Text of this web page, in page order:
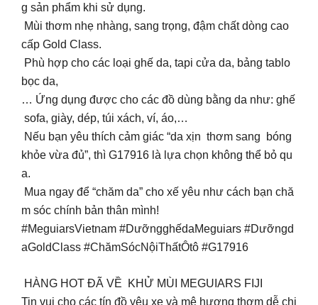
g sản phẩm khi sử dụng.
Mùi thơm nhẹ nhàng, sang trọng, đậm chất dòng cao
cấp Gold Class.
️ Phù hợp cho các loại ghế da, tapi cửa da, bảng tablo
bọc da,
… Ứng dụng được cho các đồ dùng bằng da như: ghế
sofa, giày, dép, túi xách, ví, áo,…
Nếu bạn yêu thích cảm giác “da xịn thơm sang bóng
khỏe vừa đủ”, thì G17916 là lựa chọn không thể bỏ qu
a.
‍️ Mua ngay để “chăm da” cho xế yêu như cách bạn chă
m sóc chính bản thân mình!
#MeguiarsVietnam #DưỡngghếdaMeguiars #Dưỡngd
aGoldClass #ChămSócNộiThấtÔtô #G17916
HÀNG HOT ĐÃ VỀ KHỬ MÙI MEGUIARS FIJI
Tin vui cho các tín đồ yêu xe và mê hương thơm dễ chị